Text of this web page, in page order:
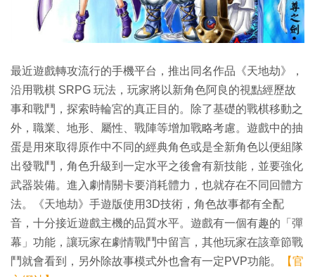
最近遊戲轉攻流行的手機平台，推出同名作品《天地劫》，
沿用戰棋 SRPG 玩法，玩家將以新角色阿良的視點經歷故
事和戰鬥，探索時輪宮的真正目的。除了基礎的戰棋移動之
外，職業、地形、屬性、戰陣等增加戰略考慮。遊戲中的抽
蛋是用來取得原作中不同的經典角色或是全新角色以便組隊
出發戰鬥，角色升級到一定水平之後會有新技能，並要強化
武器裝備。進入劇情關卡要消耗體力，也就存在不同回體方
法。《天地劫》手遊版使用3D技術，角色故事都有全配
音，十分接近遊戲主機的品質水平。遊戲有一個有趣的「彈
幕」功能，讓玩家在劇情戰鬥中留言，其他玩家在該章節戰
鬥就會看到，另外除故事模式外也會有一定PVP功能。
【官